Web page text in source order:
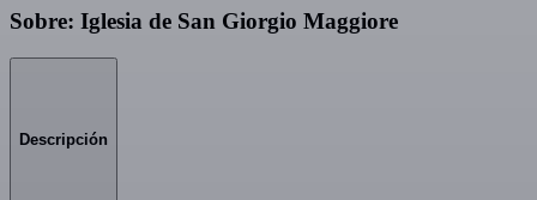
Sobre: Iglesia de San Giorgio Maggiore
Descripción